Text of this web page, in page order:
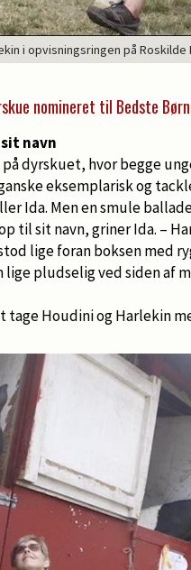
i opvisningsringen på
nomineret til Bedste
navn
dyrskuet, hvor begge
eksemplarisk og
Ida. Men en smule
til sit navn, griner Ida. –
lige foran boksen med
lige pludselig ved siden af
Houdini og Harlekin